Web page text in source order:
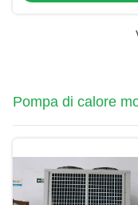
Pompa di calore